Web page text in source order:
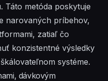
Táto metóda poskytuje
narovaných príbehov,
zatiaľ čo
konzistentné výsledky
systéme.
dávkovým